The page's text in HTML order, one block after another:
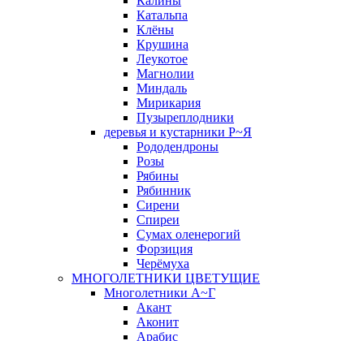
Катальпа
Клёны
Крушина
Леукотое
Магнолии
Миндаль
Мирикария
Пузыреплодники
деревья и кустарники Р~Я
Рододендроны
Розы
Рябины
Рябинник
Сирени
Спиреи
Сумах оленерогий
Форзиция
Черёмуха
МНОГОЛЕТНИКИ ЦВЕТУЩИЕ
Многолетники А~Г
Акант
Аконит
Арабис